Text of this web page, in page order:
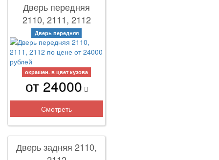
Дверь передняя
2110, 2111, 2112
Дверь передняя
окрашен. в цвет кузова
от 24000
Смотреть
Дверь задняя 2110,